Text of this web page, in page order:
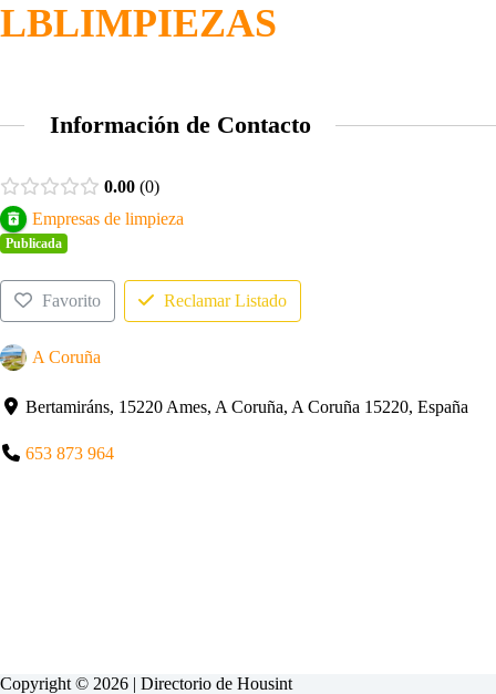
LBLIMPIEZAS
Información de Contacto
0.00 0
Empresas de limpieza
Publicada
Favorito Reclamar Listado
A Coruña
Bertamiráns, 15220 Ames, A Coruña, A Coruña 15220, España
653 873 964
Copyright © 2026 | Directorio de Housint